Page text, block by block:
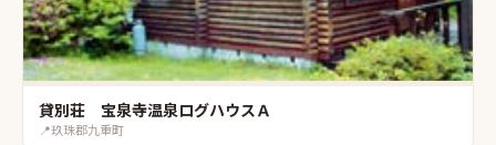
貸別荘 宝泉寺温泉ログハウスＡ
📍玖珠郡九重町